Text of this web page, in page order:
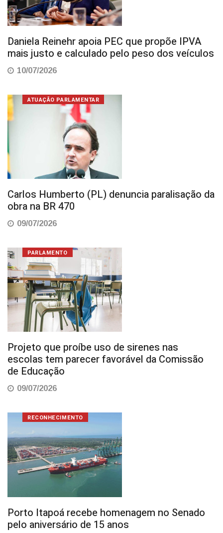
Daniela Reinehr apoia PEC que propõe IPVA
mais justo e calculado pelo peso dos veículos
10/07/2026
ATUAÇÃO PARLAMENTAR
Carlos Humberto (PL) denuncia paralisação da
obra na BR 470
09/07/2026
PARLAMENTO
Projeto que proíbe uso de sirenes nas
escolas tem parecer favorável da Comissão
de Educação
09/07/2026
RECONHECIMENTO
Porto Itapoá recebe homenagem no Senado
pelo aniversário de 15 anos